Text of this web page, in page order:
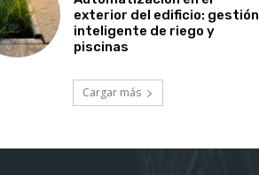
exterior del edificio: gestión
inteligente de riego y
piscinas
Cargar más